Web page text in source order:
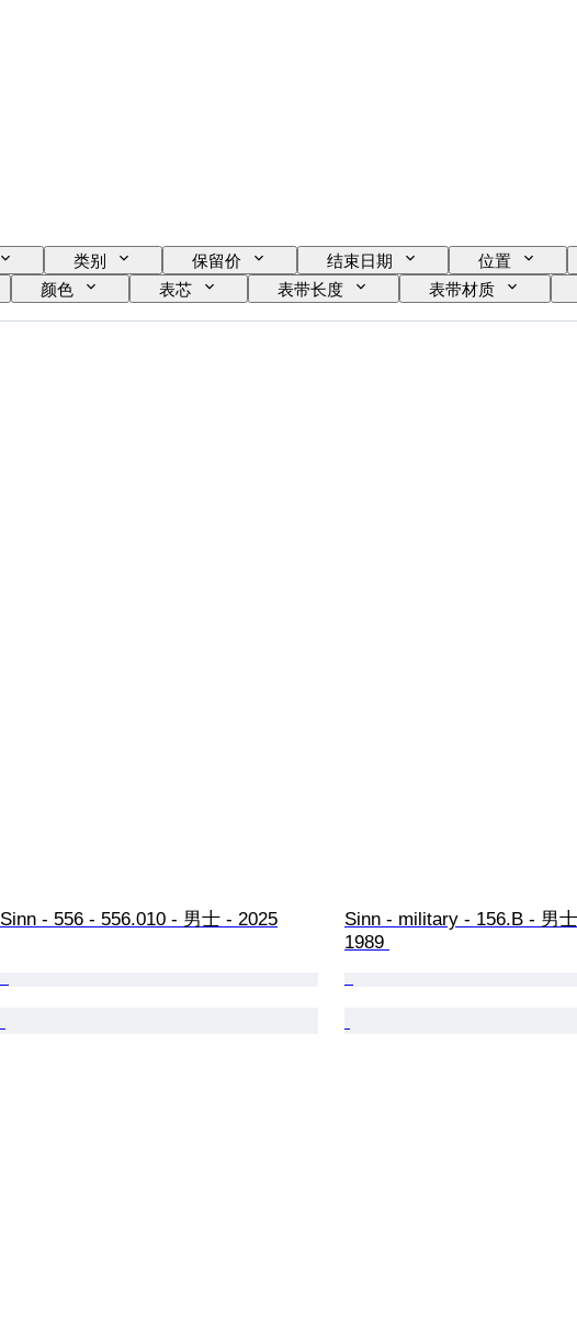
类别 保留价 结束日期
位置
颜色 表芯 表带长度 表带材质
Sinn - 556 - 556.010 - 男士 - 2025
Sinn - military - 156.B - 男
1989